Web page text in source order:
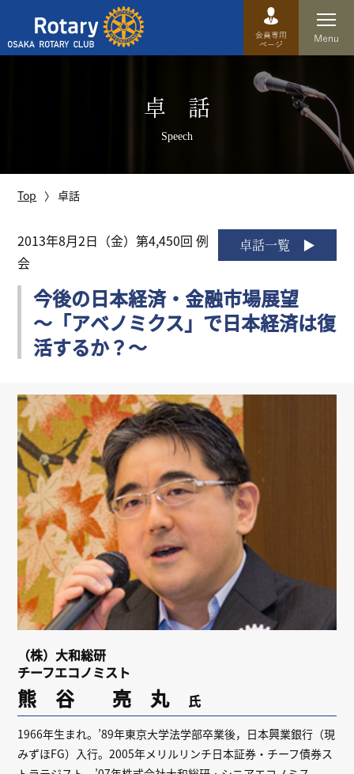
運営方針
歴史
特徴
理事・役員・委員会
会員専用ページ
English
卓 話
Speech
Top 卓話
卓話一覧
2013年8月2日（金）第4,450回 例
会
今後の日本経済・金融市場展望
～「アベノミクス」で日本経済は復
活するか？～
（株）大和総研
チーフエコノミスト
熊 谷 亮 丸 氏
1966年生まれ。’89年東京大学法学部卒業後，日本興業銀行（現
みずほFG）入行。2005年メリルリンチ日本証券・チーフ債券ス